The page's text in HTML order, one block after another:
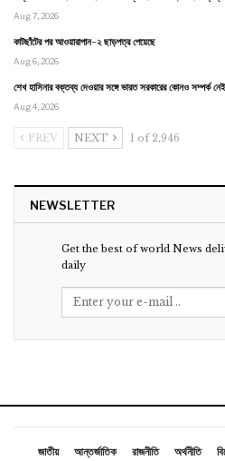
Aug 7, 2026
কাটছাঁটের পর আওয়ারাপান-২ ছাড়পত্র পেয়েছে
Aug 6, 2026
শেখ হাসিনার বক্তব্য দেওয়ার সঙ্গে ভারত সরকারের কোনও সম্পর্ক
Aug 4, 2026
PREV NEXT 1 of 2,946
NEWSLETTER
Get the best of world News
daily
জাতীয় আন্তর্জাতিক রাজনীতি অর্থনীতি